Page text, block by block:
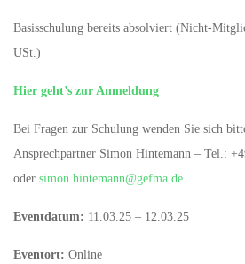
Basisschulung bereits absolviert (Nicht-
USt.)
Hier geht’s zur Anmeldung
Bei Fragen zur Schulung wenden Sie sich
Ansprechpartner Simon Hintemann – Tel.:
oder simon.hintemann@gefma.de
Eventdatum: 11.03.25 – 12.03.25
Eventort: Online